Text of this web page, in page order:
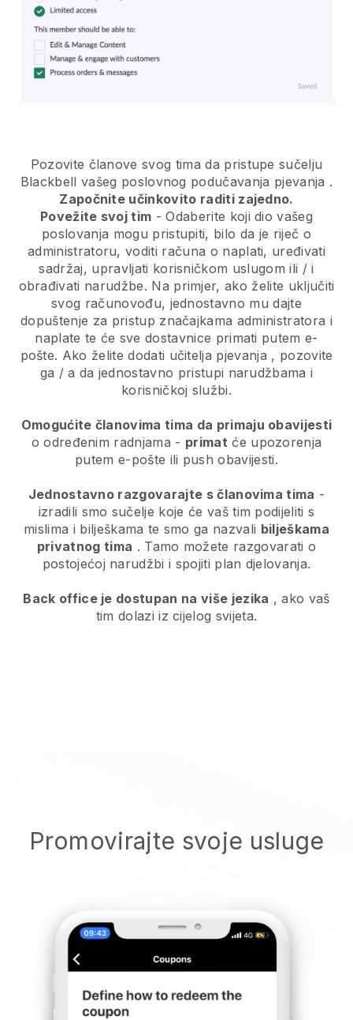
Pozovite članove svog tima da pristupe sučelju
Blackbell vašeg poslovnog podučavanja pjevanja .
Započnite učinkovito raditi zajedno.
Povežite svoj tim - Odaberite koji dio vašeg
poslovanja mogu pristupiti, bilo da je riječ o
administratoru, voditi računa o naplati, uređivati
sadržaj, upravljati korisničkom uslugom ili / i
obrađivati narudžbe. Na primjer, ako želite uključiti
svog računovođu, jednostavno mu dajte
dopuštenje za pristup značajkama administratora i
naplate te će sve dostavnice primati putem e-
pošte. Ako želite dodati učitelja pjevanja , pozovite
ga / a da jednostavno pristupi narudžbama i
korisničkoj službi.
Omogućite članovima tima da primaju obavijesti
o određenim radnjama - primat će upozorenja
putem e-pošte ili push obavijesti.
Jednostavno razgovarajte s članovima tima -
izradili smo sučelje koje će vaš tim podijeliti s
mislima i bilješkama te smo ga nazvali bilješkama
privatnog tima . Tamo možete razgovarati o
postojećoj narudžbi i spojiti plan djelovanja.
Back office je dostupan na više jezika , ako vaš
tim dolazi iz cijelog svijeta.
Promovirajte svoje usluge